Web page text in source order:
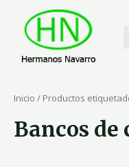
Inicio / Productos
Bancos de